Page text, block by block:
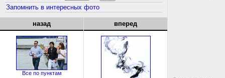
Запомнить в интересных фото
назад
Все по пунктам
вперед